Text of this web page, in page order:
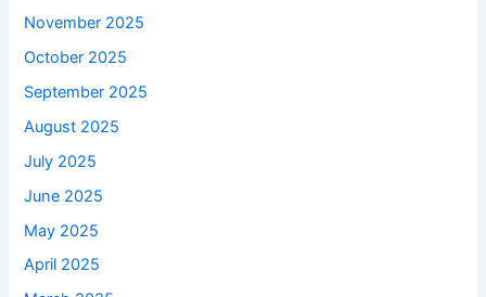
November 2025
October 2025
September 2025
August 2025
July 2025
June 2025
May 2025
April 2025